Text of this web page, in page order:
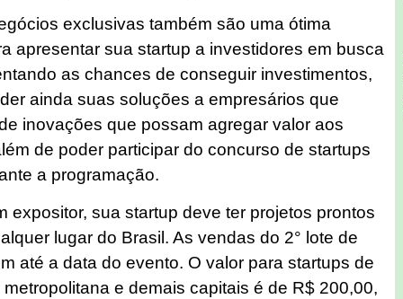
exclusivas também são uma ótima
apresentar sua startup a investidores em busca
as chances de conseguir investimentos,
ainda suas soluções a empresários que
inovações que possam agregar valor aos
de poder participar do concurso de startups
a programação.
expositor, sua startup deve ter projetos prontos
lugar do Brasil. As vendas do 2° lote de
até a data do evento. O valor para startups de
e demais capitais é de R$ 200,00,